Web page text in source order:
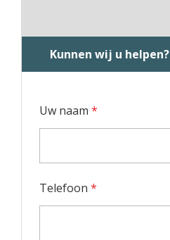
Kunnen wij u helpen?
Uw naam *
Telefoon *